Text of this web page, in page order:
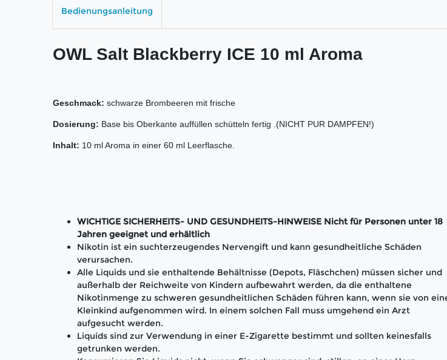
Bedienungsanleitung
OWL Salt Blackberry ICE 10 ml Aroma
Geschmack: schwarze Brombeeren mit frische
Dosierung: Base bis Oberkante auffüllen schütteln fertig .(NICHT PUR DAMPFEN!)
Inhalt: 10 ml Aroma in einer 60 ml Leerflasche.
WICHTIGE SICHERHEITS- UND GESUNDHEITS-HINWEISE Nicht für Personen unter 18
Jahren geeignet und erhältlich
Nikotin ist ein suchterzeugendes Nervengift und kann gesundheitliche Schäden
verursachen.
Alle Liquids und sie enthaltende Behältnisse (Depots, Fläschchen) müssen sicher und
außerhalb der Reichweite von Kindern aufbewahrt werden, da die enthaltene
Nikotinmenge zu schweren gesundheitlichen Schäden führen kann, wenn sie von
Kleinkind aufgenommen wird. In einem solchen Fall muss umgehend ein Arzt
aufgesucht werden.
Liquids sind zur Verwendung in einer E-Zigarette bestimmt und sollten keinesfalls
getrunken werden.